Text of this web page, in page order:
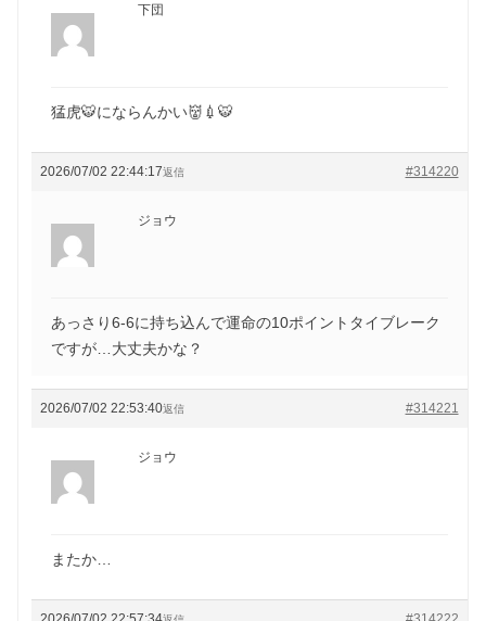
下団
猛虎🐯にならんかい👹💉🐯
2026/07/02 22:44:17 #314220
返信
ジョウ
あっさり6-6に持ち込んで運命の10ポイントタイブレーク
ですが…大丈夫かな？
2026/07/02 22:53:40 #314221
返信
ジョウ
またか…